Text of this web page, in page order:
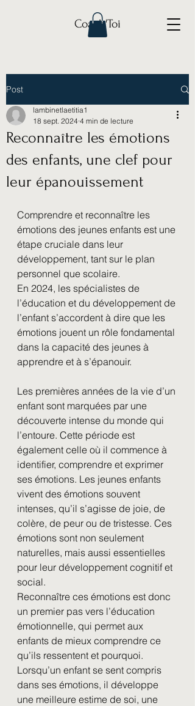
Coach'Toi
Post
Reconnaître les émotions
des enfants, une clef pour
leur épanouissement
lambinetlaetitia1
18 sept. 2024 4 min de lecture
Comprendre et reconnaître les
émotions des jeunes enfants est une
étape cruciale dans leur
développement, tant sur le plan
personnel que scolaire.
En 2024, les spécialistes de
l’éducation et du développement de
l’enfant s’accordent à dire que les
émotions jouent un rôle fondamental
dans la capacité des jeunes à
apprendre et à s’épanouir.
Les premières années de la vie d’un
enfant sont marquées par une
découverte intense du monde qui
l’entoure. Cette période est
également celle où il commence à
identifier, comprendre et exprimer
ses émotions. Les jeunes enfants
vivent des émotions souvent
intenses, qu’il s’agisse de joie, de
colère, de peur ou de tristesse. Ces
émotions sont non seulement
naturelles, mais aussi essentielles
pour leur développement cognitif et
social.
Reconnaître ces émotions est donc
un premier pas vers l’éducation
émotionnelle, qui permet aux
enfants de mieux comprendre ce
qu’ils ressentent et pourquoi.
Lorsqu’un enfant se sent compris
dans ses émotions, il développe
une meilleure estime de soi, une